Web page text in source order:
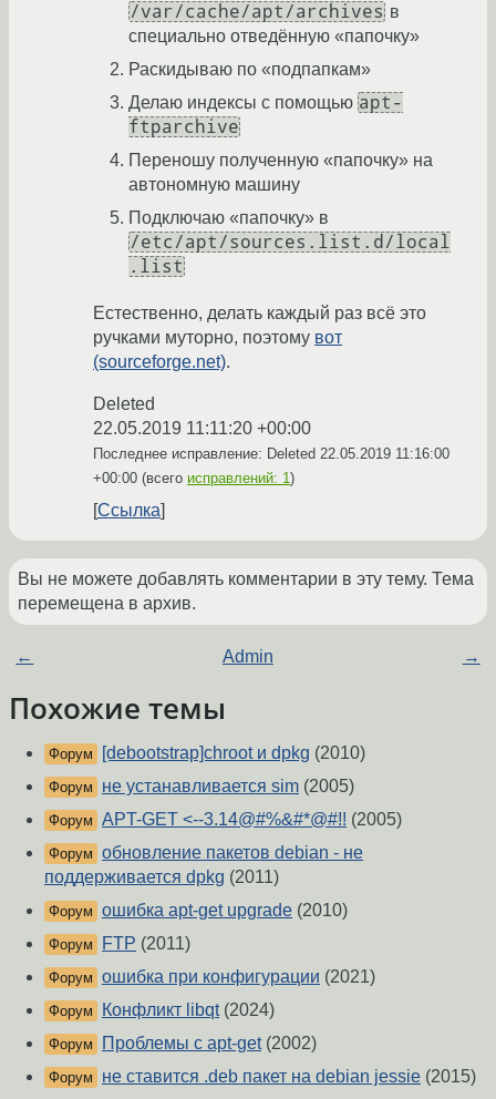
/var/cache/apt/archives в
специально отведённую «папочку»
Раскидываю по «подпапкам»
Делаю индексы с помощью apt-
ftparchive
Переношу полученную «папочку» на
автономную машину
Подключаю «папочку» в
/etc/apt/sources.list.d/local
.list
Естественно, делать каждый раз всё это
ручками муторно, поэтому вот
(sourceforge.net).
Deleted
22.05.2019 11:11:20 +00:00
Последнее исправление: Deleted 22.05.2019 11:16:00
+00:00 (всего исправлений: 1)
Ссылка
Вы не можете добавлять комментарии в эту тему. Тема
перемещена в архив.
← Admin →
Похожие темы
Форум [debootstrap]chroot и dpkg (2010)
Форум не устанавливается sim (2005)
Форум APT-GET <--3.14@#%&#*@#!! (2005)
Форум обновление пакетов debian - не
поддерживается dpkg (2011)
Форум ошибка apt-get upgrade (2010)
Форум FTP (2011)
Форум ошибка при конфигурации (2021)
Форум Конфликт libqt(2024)
Форум Проблемы с apt-get(2002)
Форум не ставится .deb пакет на debian jessie (2015)